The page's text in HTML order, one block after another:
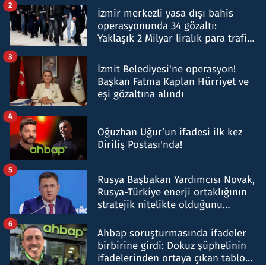
İzmir merkezli yasa dışı bahis
operasyonunda 34 gözaltı:
Yaklaşık 2 Milyar liralık para trafiği
2
İzmit Belediyesi'ne operasyon!
Başkan Fatma Kaplan Hürriyet ve
eşi gözaltına alındı
3
Oğuzhan Uğur’un ifadesi ilk kez
Diriliş Postası'nda!
4
Rusya Başbakan Yardımcısı Novak,
Rusya-Türkiye enerji ortaklığının
stratejik nitelikte olduğunu
5
Ahbap soruşturmasında ifadeler
birbirine girdi: Dokuz şüphelinin
ifadelerinden ortaya çıkan tablo
6